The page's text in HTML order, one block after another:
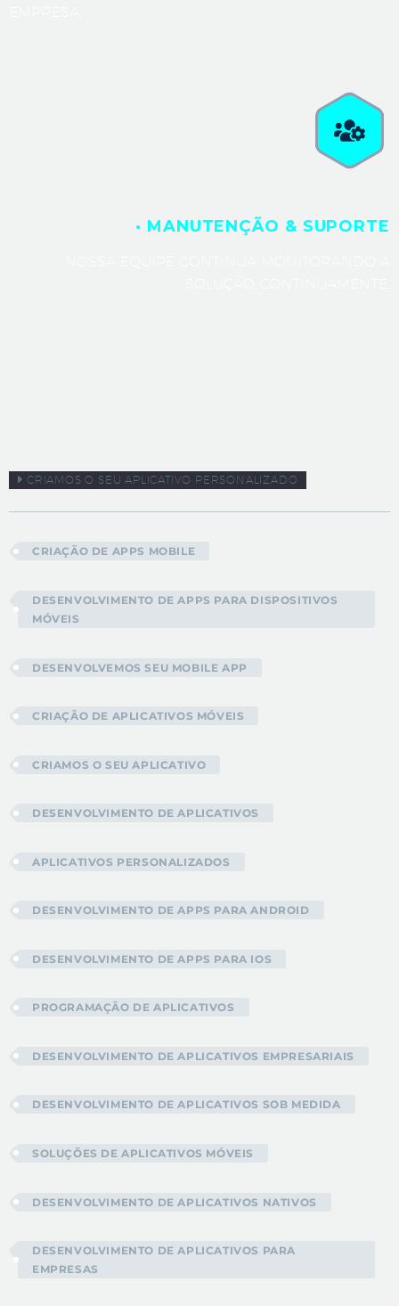
· MANUTENÇÃO & SUPORTE
CRIAMOS O SEU APLICATIVO PERSONALIZADO
CRIAÇÃO DE APPS MOBILE
DESENVOLVIMENTO DE APPS PARA DISPOSITIVOS
MÓVEIS
DESENVOLVEMOS SEU MOBILE APP
CRIAÇÃO DE APLICATIVOS MÓVEIS
CRIAMOS O SEU APLICATIVO
DESENVOLVIMENTO DE APLICATIVOS
APLICATIVOS PERSONALIZADOS
DESENVOLVIMENTO DE APPS PARA ANDROID
DESENVOLVIMENTO DE APPS PARA IOS
PROGRAMAÇÃO DE APLICATIVOS
DESENVOLVIMENTO DE APLICATIVOS EMPRESARIAIS
DESENVOLVIMENTO DE APLICATIVOS SOB MEDIDA
SOLUÇÕES DE APLICATIVOS MÓVEIS
DESENVOLVIMENTO DE APLICATIVOS NATIVOS
DESENVOLVIMENTO DE APLICATIVOS PARA
EMPRESAS